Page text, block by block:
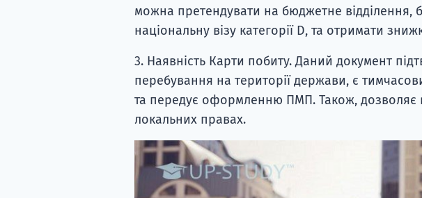
можна претендувати на бюджетне
національну візу категорії D, та отримати
3. Наявність Карти побиту. Даний документ
перебування на території держави, є
та передує оформленню ПМП. Також, дозволяє
локальних правах.